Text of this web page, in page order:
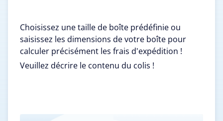
Choisissez une taille de boîte prédéfinie ou
saisissez les dimensions de votre boîte pour
calculer précisément les frais d'expédition !
Veuillez décrire le contenu du colis !